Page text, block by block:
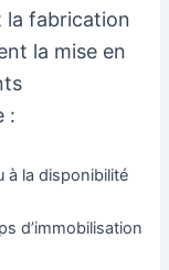
la fabrication
la mise en
:
à la disponibilité
d’immobilisation